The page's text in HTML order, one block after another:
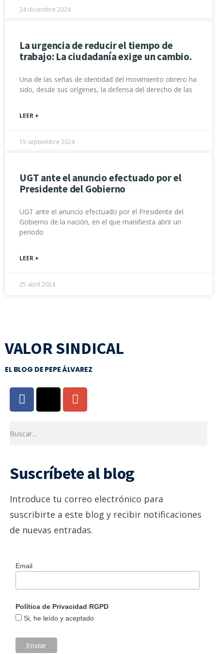
24 diciembre 2024
La urgencia de reducir el tiempo de
trabajo: La ciudadanía exige un cambio.
Una de las señas de identidad del movimiento obrero ha
sido, desde sus orígenes, la defensa del derecho de las
LEER +
15 septiembre 2024
UGT ante el anuncio efectuado por el
Presidente del Gobierno
UGT ante el anuncio efectuado por el Presidente del
Gobierno de la nación, en el que manifiesta abrir un
periodo
LEER +
25 abril 2024
VALOR SINDICAL
EL BLOG DE PEPE ÁLVAREZ
Suscríbete al blog
Introduce tu correo electrónico para
suscribirte a este blog y recibir notificaciones
de nuevas entradas.
Email
Política de Privacidad RGPD
Si, he leído y aceptado